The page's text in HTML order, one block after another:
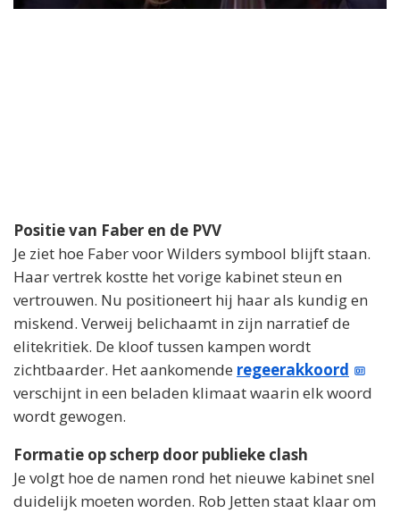
Positie van Faber en de PVV
Je ziet hoe Faber voor Wilders symbool blijft staan.
Haar vertrek kostte het vorige kabinet steun en
vertrouwen. Nu positioneert hij haar als kundig en
miskend. Verweij belichaamt in zijn narratief de
elitekritiek. De kloof tussen kampen wordt
zichtbaarder. Het aankomende regeerakkoord
verschijnt in een beladen klimaat waarin elk woord
wordt gewogen.
Formatie op scherp door publieke clash
Je volgt hoe de namen rond het nieuwe kabinet snel
duidelijk moeten worden. Rob Jetten staat klaar om